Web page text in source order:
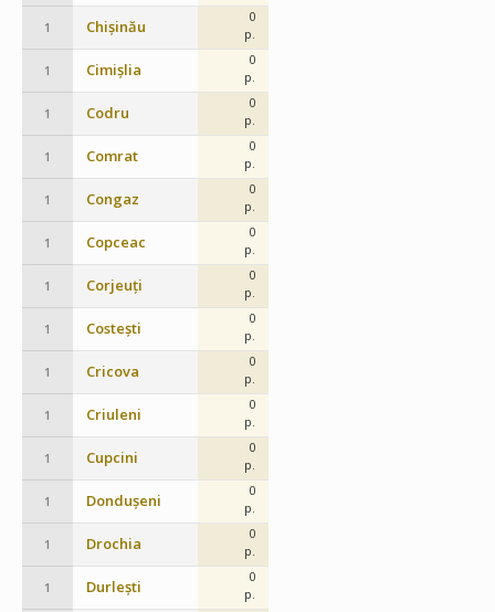
1 Chișinău
0
p.
1 Cimișlia
0
p.
1 Codru
0
p.
1 Comrat
0
p.
1 Congaz
0
p.
1 Copceac
0
p.
1 Corjeuți
0
p.
1 Costești
0
p.
1 Cricova
0
p.
1 Criuleni
0
p.
1 Cupcini
0
p.
1 Dondușeni
0
p.
1 Drochia
0
p.
1 Durlești
0
p.